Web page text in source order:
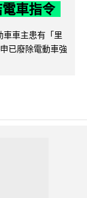
車指令
車車主患有「里
已廢除電動車強